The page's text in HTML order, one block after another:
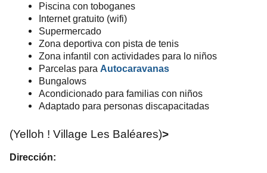
Piscina con toboganes
Internet gratuito (wifi)
Supermercado
Zona deportiva con pista de tenis
Zona infantil con actividades para lo niños
Parcelas para Autocaravanas
Bungalows
Acondicionado para familias con niños
Adaptado para personas discapacitadas
(Yelloh ! Village Les Baléares)>
Dirección: